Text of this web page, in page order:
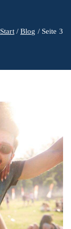
Start Blog Seite 3